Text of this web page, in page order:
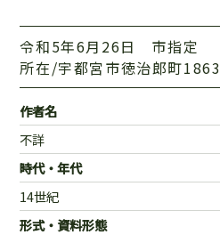
令和5年6月26日 市指定
所在/宇都宮市徳治郎町1863
作者名
不詳
時代・年代
14世紀
形式・資料形態